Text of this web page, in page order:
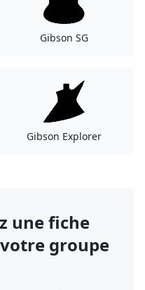
Gibson SG
Gibson Explorer
une fiche
groupe